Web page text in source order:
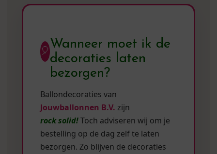
🎈
Wanneer moet ik de
decoraties laten
bezorgen?
Ballondecoraties van
Jouwballonnen B.V. zijn
rock solid!Toch adviseren wij om je
bestelling op de dag zelf te laten
bezorgen. Zo blijven de decoraties